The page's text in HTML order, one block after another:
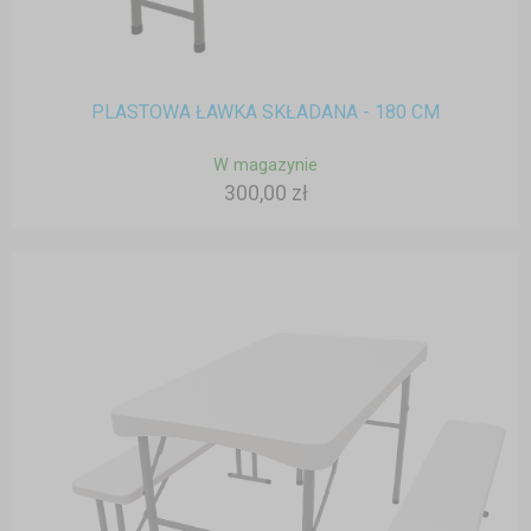
PLASTOWA ŁAWKA SKŁADANA - 180 CM
W magazynie
300,00 zł